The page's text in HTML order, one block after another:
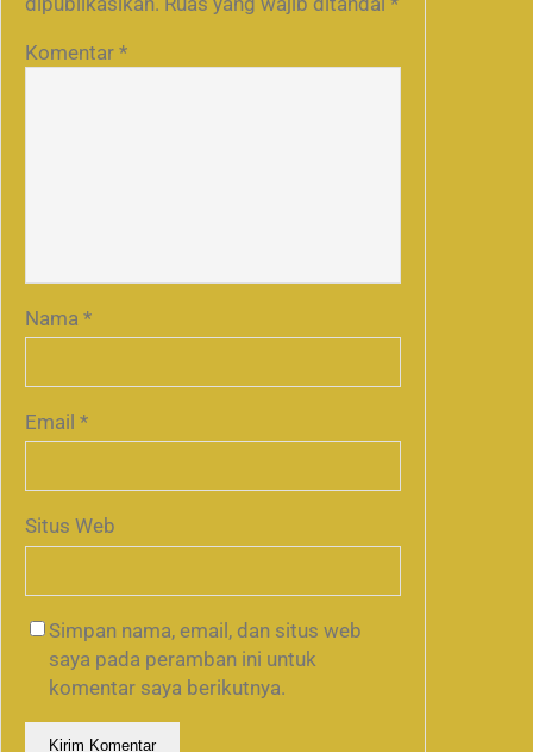
Komentar *
Nama *
Email *
Situs Web
Simpan nama, email, dan situs web
saya pada peramban ini untuk
komentar saya berikutnya.